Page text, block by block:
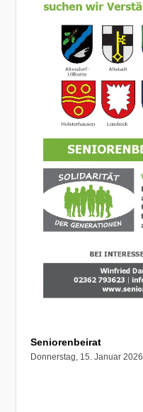
Seniorenbeirat
Donnerstag, 15. Januar 2026